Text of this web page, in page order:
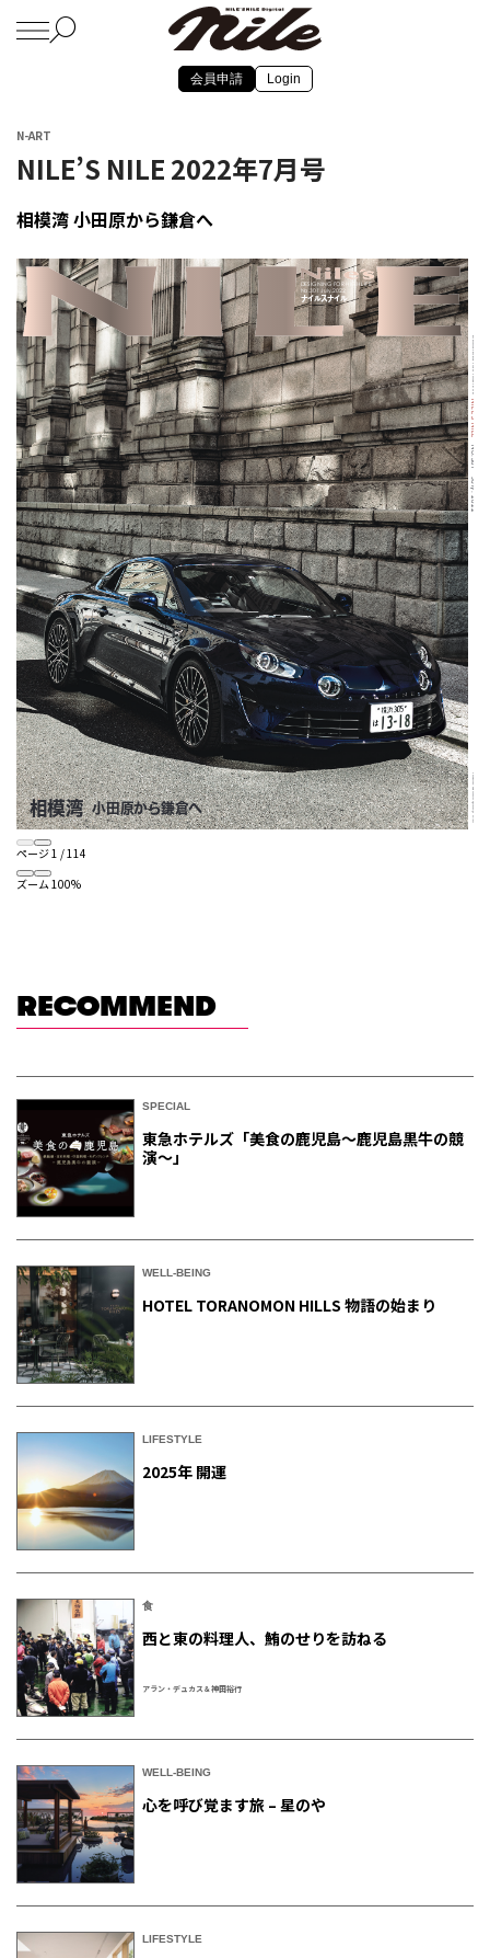
会員申請 Login
N-ART
NILE’S NILE 2022年7月号
相模湾 小田原から鎌倉へ
ページ1 /114
ズーム 100%
RECOMMEND
SPECIAL
東急ホテルズ「美食の鹿児島～鹿児島黒牛の競
演～」
WELL-BEING
HOTEL TORANOMON HILLS 物語の始まり
LIFESTYLE
2025年 開運
食
西と東の料理人、鮪のせりを訪ねる
アラン・デュカス＆神田裕行
WELL-BEING
心を呼び覚ます旅 – 星のや
LIFESTYLE